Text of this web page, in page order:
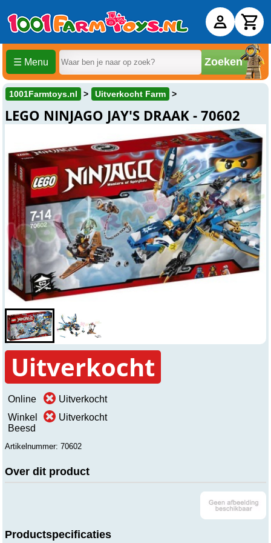
☰ Menu Zoeken
1001Farmtoys.nl Uitverkocht Farm
LEGO NINJAGO JAY'S DRAAK - 70602
Uitverkocht
Online
Uitverkocht
Winkel
Beesd
Uitverkocht
Artikelnummer: 70602
Over dit product
Productspecificaties